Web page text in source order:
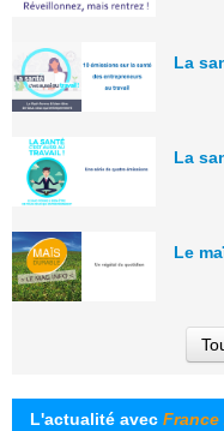
La
La
Le
L'actualité avec France